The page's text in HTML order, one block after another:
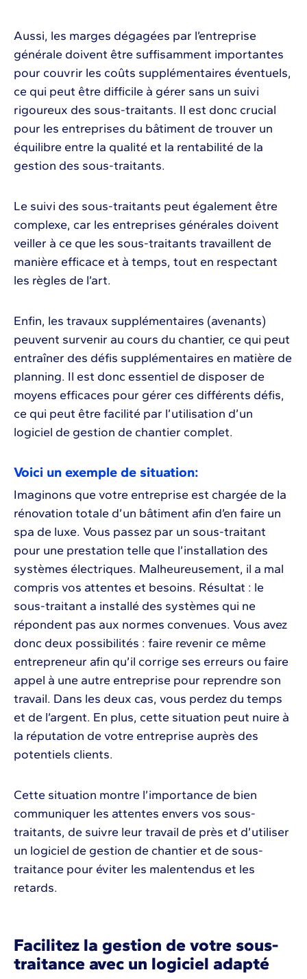
Aussi, les marges dégagées par l’entreprise
générale doivent être suffisamment importantes
pour couvrir les coûts supplémentaires éventuels,
ce qui peut être difficile à gérer sans un suivi
rigoureux des sous-traitants. Il est donc crucial
pour les entreprises du bâtiment de trouver un
équilibre entre la qualité et la rentabilité de la
gestion des sous-traitants.
Le suivi des sous-traitants peut également être
complexe, car les entreprises générales doivent
veiller à ce que les sous-traitants travaillent de
manière efficace et à temps, tout en respectant
les règles de l’art.
Enfin, les travaux supplémentaires (avenants)
peuvent survenir au cours du chantier, ce qui peut
entraîner des défis supplémentaires en matière de
planning. Il est donc essentiel de disposer de
moyens efficaces pour gérer ces différents défis,
ce qui peut être facilité par l’utilisation d’un
logiciel de gestion de chantier complet.
Voici un exemple de situation:
Imaginons que votre entreprise est chargée de la
rénovation totale d’un bâtiment afin d’en faire un
spa de luxe. Vous passez par un sous-traitant
pour une prestation telle que l’installation des
systèmes électriques. Malheureusement, il a mal
compris vos attentes et besoins. Résultat : le
sous-traitant a installé des systèmes qui ne
répondent pas aux normes convenues. Vous avez
donc deux possibilités : faire revenir ce même
entrepreneur afin qu’il corrige ses erreurs ou faire
appel à une autre entreprise pour reprendre son
travail. Dans les deux cas, vous perdez du temps
et de l’argent. En plus, cette situation peut nuire à
la réputation de votre entreprise auprès des
potentiels clients.
Cette situation montre l’importance de bien
communiquer les attentes envers vos sous-
traitants, de suivre leur travail de près et d’utiliser
un logiciel de gestion de chantier et de sous-
traitance pour éviter les malentendus et les
retards.
Facilitez la gestion de votre sous-
traitance avec un logiciel adapté